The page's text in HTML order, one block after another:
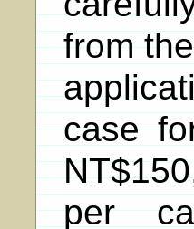
from
case
per